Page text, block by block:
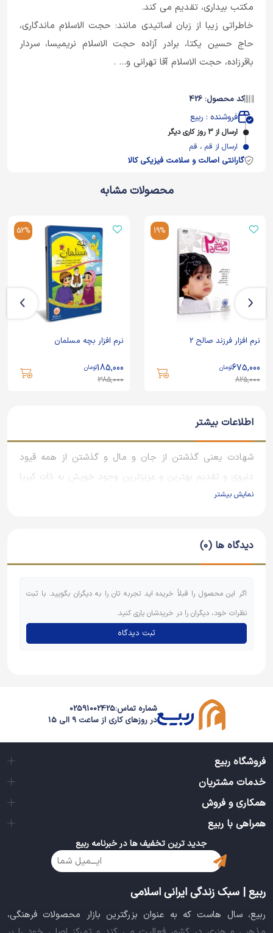
مکتب بیداری، تقدیم می کند.
خاطراتی زیبا از زبان اساتیدی مانند: حجت الاسلام ماندگاری،
حاج حسین یکتا، برادر آزاده حجت الاسلام نریمیسا، سردار
باقرزاده، حجت الاسلام آقا تهرانی و... .
کد محصول: 426
فروشنده : ربیع
ارسال از 3 روز کاری دیگر
ارسال از قم ، قم
گارانتی اصالت و سلامت فیزیکی کالا
محصولات مشابه
19%
نرم افزار فرزند صالح 2
825,000
675,000تومان
52%
نرم افزار بچه مسلمان
385,000
185,000تومان
اطلاعات بیشتر
شهادت یعنی گذشتن از جان و مال و گذشتن از همه قیود
دنیوی و تقدیم بهترین و عزیزترین وجود خویش به ذات کبریا
آری شلمچه ، فاو، دهلاویه و هویزه و شرهانی، طلائیه و مجنون
هر روز برای ما به بلندای تاریخ انسانیت مثنوی می سرایند و
فرزندان امروزی حضرت روح الله، انگار با رزمندگان دیروزی در
خلوت انس با شهدا را با هیچ حس و حالی نمی توان مقایسه و
که در قالب 18 کلیپ پراحساس به تصویر در آمده است .
از جمله کسانی که در این مستند به خاطره گویی از شهداء و
الاسلام ماندگاری ، حاج حسین یکتا ، برادر آزاده حجت الاسلام
نریمیسا ، سردار باقرزاده ، حجت الاسلام آقا تهرانی و… اشاره کرد
مستند ثانیه های انس مناسب برای تمام گروه های سنی به
ویژه جوانان نوجوانان باشد تا با یاد و خاطره رزمندگان اسلام
هر چه بیشتر در پاسداری و نگهداری از انقلاب اسلامی کوشا
نمایش بیشتر
دیدگاه ها (0)
اگر این محصول را قبلاً خریده اید تجربه تان را به دیگران بگویید. با ثبت
نظرات خود، دیگران را در خریدشان یاری کنید.
ثبت دیدگاه
شماره تماس:02591002425
در روزهای کاری از ساعت 9 الی 15
فروشگاه ربیع
خدمات مشتریان
همکاری و فروش
همراهی با ربیع
جدید ترین تخفیف ها در خبرنامه ربیع
ربیع | سبک زندگی ایرانی اسلامی
ربیع، سال هاست که به عنوان بزرگترین بازار محصولات فرهنگی،